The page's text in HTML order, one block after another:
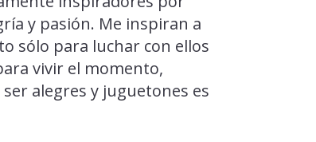
y pasión. Me inspiran a
sólo para luchar con ellos
vivir el momento,
alegres y juguetones es